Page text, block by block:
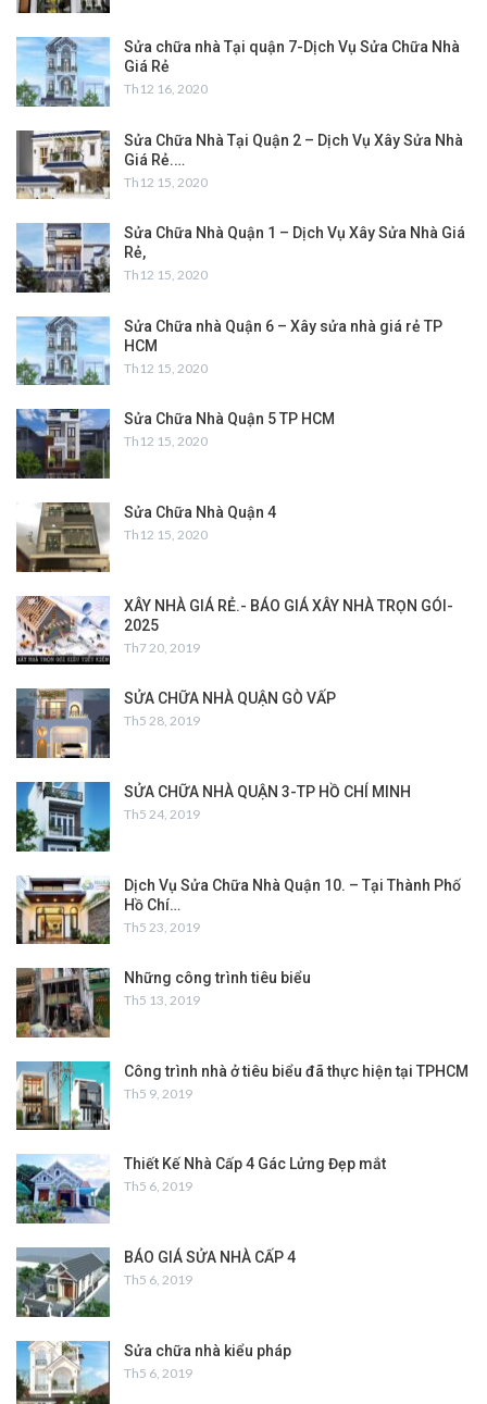
Sửa chữa nhà Tại quận 7-Dịch Vụ Sửa Chữa Nhà
Giá Rẻ
Th12 16, 2020
Sửa Chữa Nhà Tại Quận 2 – Dịch Vụ Xây Sửa Nhà
Giá Rẻ.…
Th12 15, 2020
Sửa Chữa Nhà Quận 1 – Dịch Vụ Xây Sửa Nhà Giá
Rẻ,
Th12 15, 2020
Sửa Chữa nhà Quận 6 – Xây sửa nhà giá rẻ TP
HCM
Th12 15, 2020
Sửa Chữa Nhà Quận 5 TP HCM
Th12 15, 2020
Sửa Chữa Nhà Quận 4
Th12 15, 2020
XÂY NHÀ GIÁ RẺ.- BÁO GIÁ XÂY NHÀ TRỌN GÓI-
2025
Th7 20, 2019
SỬA CHỮA NHÀ QUẬN GÒ VẤP
Th5 28, 2019
SỬA CHỮA NHÀ QUẬN 3-TP HỒ CHÍ MINH
Th5 24, 2019
Dịch Vụ Sửa Chữa Nhà Quận 10. – Tại Thành Phố
Hồ Chí…
Th5 23, 2019
Những công trình tiêu biểu
Th5 13, 2019
Công trình nhà ở tiêu biểu đã thực hiện tại TPHCM
Th5 9, 2019
Thiết Kế Nhà Cấp 4 Gác Lửng Đẹp mắt
Th5 6, 2019
BÁO GIÁ SỬA NHÀ CẤP 4
Th5 6, 2019
Sửa chữa nhà kiểu pháp
Th5 6, 2019